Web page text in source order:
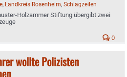
, Landkreis Rosenheim, Schlagzeilen
Holzammer Stiftung übergibt zwei
0
wollte Polizisten